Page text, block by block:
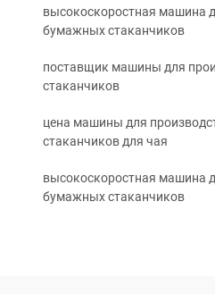
высокоскоростная машина
бумажных стаканчиков
поставщик машины для
стаканчиков
цена машины для
стаканчиков для чая
высокоскоростная машина
бумажных стаканчиков